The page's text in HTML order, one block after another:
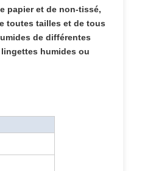
papier et de non-tissé,
toutes tailles et de tous
de différentes
humides ou